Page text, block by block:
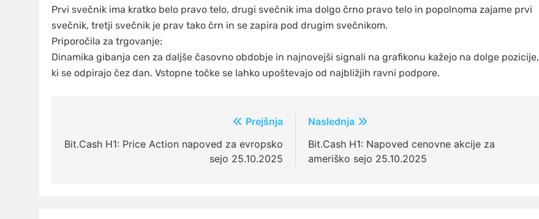
Prvi svečnik ima kratko belo pravo telo, drugi svečnik ima dolgo črno pravo telo in popolnoma zajame prvi
svečnik, tretji svečnik je prav tako črn in se zapira pod drugim svečnikom.
Priporočila za trgovanje:
Dinamika gibanja cen za daljše časovno obdobje in najnovejši signali na grafikonu kažejo na dolge pozicije,
ki se odpirajo čez dan. Vstopne točke se lahko upoštevajo od najbližjih ravni podpore.
prispevka
Prejšnja
Bit.Cash H1: Price Action napoved za evropsko
sejo 25.10.2025
Naslednja
Bit.Cash H1: Napoved cenovne akcije za
ameriško sejo 25.10.2025